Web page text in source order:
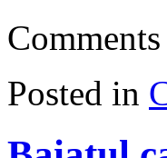
Posted in